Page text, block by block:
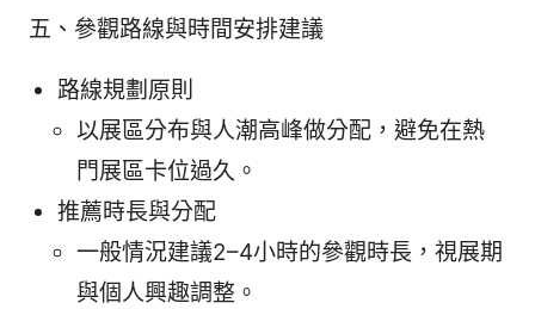
五、參觀路線與時間安排建議
路線規劃原則
以展區分布與人潮高峰做分配，避免在熱
門展區卡位過久。
推薦時長與分配
一般情況建議2–4小時的參觀時長，視展期
與個人興趣調整。